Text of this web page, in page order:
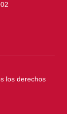
los derechos